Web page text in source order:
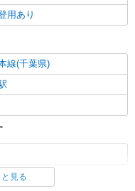
用あり
線(千葉県)
探す
見る